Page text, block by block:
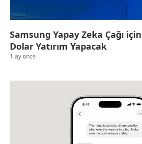
Samsung Yapay Zeka Çağı
Dolar Yatırım Yapacak
1 ay önce